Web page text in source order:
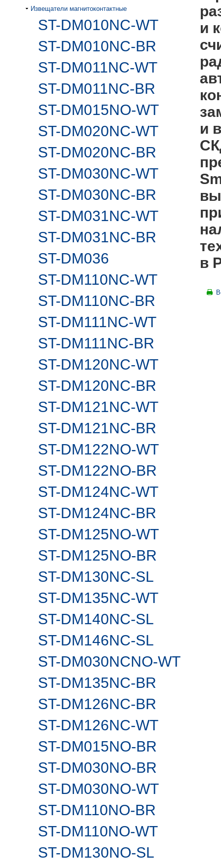
Извещатели магнитоконтактные
ST-DM010NC-WT
ST-DM010NC-BR
ST-DM011NC-WT
ST-DM011NC-BR
ST-DM015NO-WT
ST-DM020NC-WT
ST-DM020NC-BR
ST-DM030NC-WT
ST-DM030NC-BR
ST-DM031NC-WT
ST-DM031NC-BR
ST-DM036
ST-DM110NC-WT
ST-DM110NC-BR
ST-DM111NC-WT
ST-DM111NC-BR
ST-DM120NC-WT
ST-DM120NC-BR
ST-DM121NC-WT
ST-DM121NC-BR
ST-DM122NO-WT
ST-DM122NO-BR
ST-DM124NC-WT
ST-DM124NC-BR
ST-DM125NO-WT
ST-DM125NO-BR
ST-DM130NC-SL
ST-DM135NC-WT
ST-DM140NC-SL
ST-DM146NC-SL
ST-DM030NCNO-WT
ST-DM135NC-BR
ST-DM126NC-BR
ST-DM126NC-WT
ST-DM015NO-BR
ST-DM030NO-BR
ST-DM030NO-WT
ST-DM110NO-BR
ST-DM110NO-WT
ST-DM130NO-SL
и
и
в